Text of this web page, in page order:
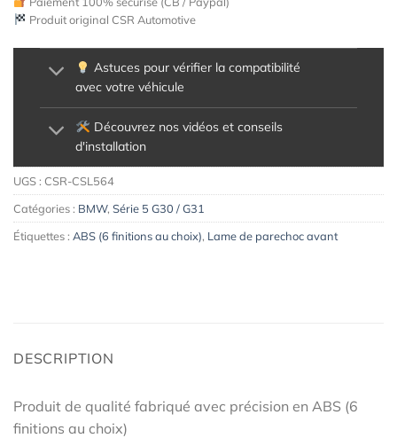
Produit original CSR Automotive
Astuces pour vérifier la compatibilité
avec votre véhicule
Découvrez nos vidéos et conseils
d'installation
UGS : CSR-CSL564
Catégories : BMW, Série 5 G30 / G31
Étiquettes : ABS (6 finitions au choix), Lame de parechoc avant
DESCRIPTION
Produit de qualité fabriqué avec précision en ABS (6
finitions au choix)